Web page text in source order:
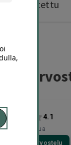
ostettu
4.1
arvostelua
Kirjoita arvostelu